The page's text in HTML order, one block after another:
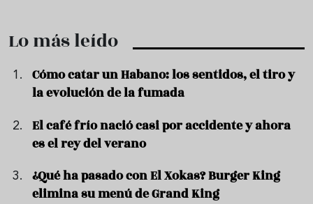
Lo más leído
Cómo catar un Habano: los sentidos, el tiro y
la evolución de la fumada
El café frío nació casi por accidente y ahora
es el rey del verano
¿Qué ha pasado con El Xokas? Burger King
elimina su menú de Grand King